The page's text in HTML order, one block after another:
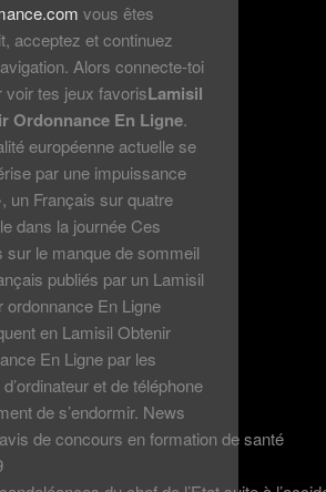
vous êtes
acceptez et continuez
Alors connecte-toi
voir tes jeux favorisLamisil
Ordonnance En Ligne.
européenne actuelle se
par une impuissance
un Français sur quatre
dans la journée Ces
sur le manque de sommeil
publiés par un Lamisil
ordonnance En Ligne
en Lamisil Obtenir
En Ligne par les
et de téléphone
de s’endormir. News
de concours en formation de santé